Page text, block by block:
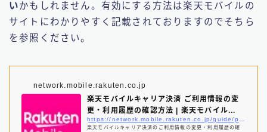
いかもしれません。有効にする方法は楽天モバイルの
サイトにわかりやすく記載されておりますのでそちら
を参照ください。
network.mobile.rakuten.co.jp
楽天モバイルキャリア決済 ご利用情報の変
更・利用履歴の確認方法 | 楽天モバイル...
https://network.mobile.rakuten.co.jp/guide/payment/google/setting/index.html#google-1
楽天モバイルキャリア決済のご利用情報の変更・利用履歴の確